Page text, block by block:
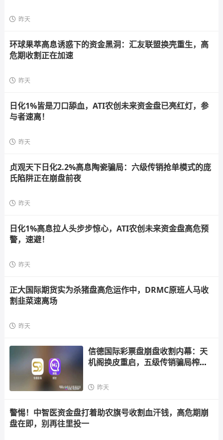
昨天
环球果萃高息诱惑下的资金黑洞：汇友联盟换壳重生，高
危期收割正在加速
昨天
日化1%皆是刀口舔血，ATI农创未来资金盘已亮红灯，参
与者速离！
昨天
贞观天下日化2.2%高息陶瓷骗局：六级传销抢单模式的庞
氏陷阱正在崩盘前夜
昨天
日化1%高息拉人头步步惊心，ATI农创未来资金盘高危预
警，速避！
昨天
正大国际期货实为杀猪盘高危运作中，DRMC原班人马收
割韭菜速离场
昨天
信德国际彩票盘崩盘收割内幕：天
机阁换皮重启，五级传销骗局榨干
昨天
警惕！中智医资金盘打着助农旗号收割血汗钱，高危期崩
盘在即，别再往里投一